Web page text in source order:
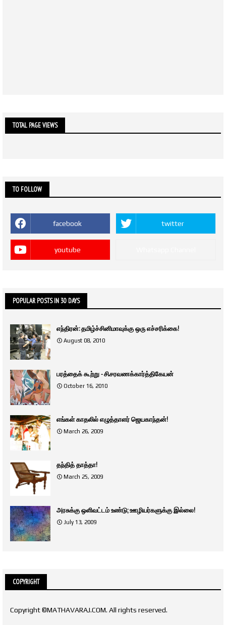
TOTAL PAGE VIEWS
TO FOLLOW
facebook twitter
youtube
POPULAR POSTS IN 30 DAYS
எந்திரன்: தமிழ்ச்சினிமாவுக்கு ஒரு எச்சரிக்கை!
August 08, 2010
பரத்தைக் கூற்று - சி.சரவணக்கார்த்திகேயன்
October 16, 2010
எங்கள் காதலில் எழுத்தாளர் ஜெயகாந்தன்!
March 26, 2009
தந்தித் தாத்தா!
March 25, 2009
அரசுக்கு ஒளிவட்டம் உண்டு; ஊழியர்களுக்கு இல்லை!
July 13, 2009
COPYRIGHT
Copyright ©MATHAVARAJ.COM. All rights reserved.